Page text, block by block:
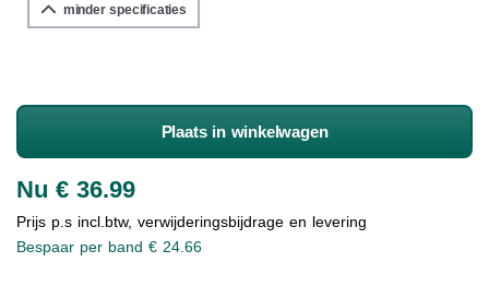
minder specificaties
Plaats in winkelwagen
Nu € 36.99
Prijs p.s incl.btw, verwijderingsbijdrage en levering
Bespaar per band € 24.66